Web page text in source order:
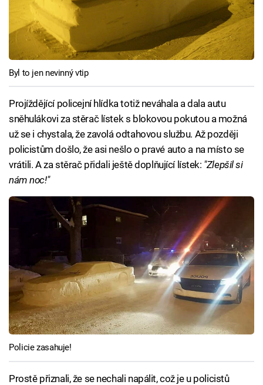
Byl to jen nevinný vtip
Projíždějící policejní hlídka totiž neváhala a dala autu
sněhulákovi za stěrač lístek s blokovou pokutou a možná
už se i chystala, že zavolá odtahovou službu. Až později
policistům došlo, že asi nešlo o pravé auto a na místo se
vrátili. A za stěrač přidali ještě doplňující lístek: "Zlepšil si
nám noc!"
Policie zasahuje!
Prostě přiznali, že se nechali napálit, což je u policistů